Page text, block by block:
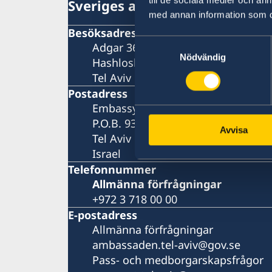
med annan information som
Samtyckesval
Nödvändig
Avvisa
Sveriges ambassad
Besöksadress
Adgar 360, 24 tr.
Hashlosha Street 2
Tel Aviv
Postadress
Embassy of Sweden
P.O.B. 9393
Tel Aviv 6109301
Israel
Telefonnummer
Allmänna förfrågningar
+972 3 718 00 00
E-postadress
Allmänna förfrågningar
ambassaden.tel-aviv@gov.se
Pass- och medborgarskapsfrågor